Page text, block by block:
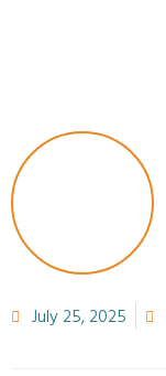
July 25, 2025